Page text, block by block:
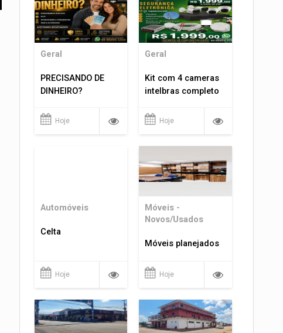
Geral
PRECISANDO DE
DINHEIRO?
Hoje
Geral
Kit com 4 cameras
intelbras completo
Hoje
Automóveis
Celta
Hoje
Móveis -
Novos/Usados
Móveis planejados
Hoje